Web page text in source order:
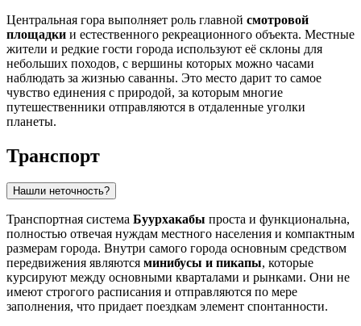
Центральная гора выполняет роль главной смотровой
площадки и естественного рекреационного объекта. Местные
жители и редкие гости города используют её склоны для
небольших походов, с вершины которых можно часами
наблюдать за жизнью саванны. Это место дарит то самое
чувство единения с природой, за которым многие
путешественники отправляются в отдаленные уголки
планеты.
Транспорт
Нашли неточность?
Транспортная система Буурхакабы проста и функциональна,
полностью отвечая нуждам местного населения и компактным
размерам города. Внутри самого города основным средством
передвижения являются минибусы и пикапы, которые
курсируют между основными кварталами и рынками. Они не
имеют строгого расписания и отправляются по мере
заполнения, что придает поездкам элемент спонтанности.